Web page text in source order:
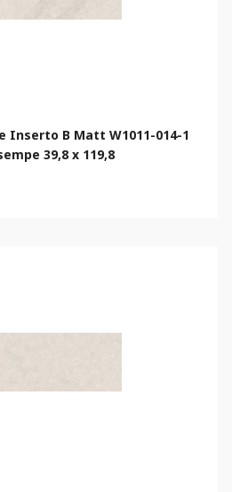
Inserto B Matt W1011-014-1
39,8 x 119,8